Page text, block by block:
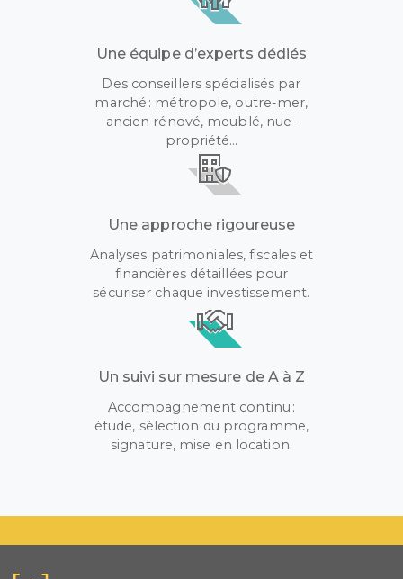
Une équipe d’experts dédiés
Des conseillers spécialisés par
marché : métropole, outre-mer,
ancien rénové, meublé, nue-
propriété…
Une approche rigoureuse
Analyses patrimoniales, fiscales et
financières détaillées pour
sécuriser chaque investissement.
Un suivi sur mesure de A à Z
Accompagnement continu :
étude, sélection du programme,
signature, mise en location.